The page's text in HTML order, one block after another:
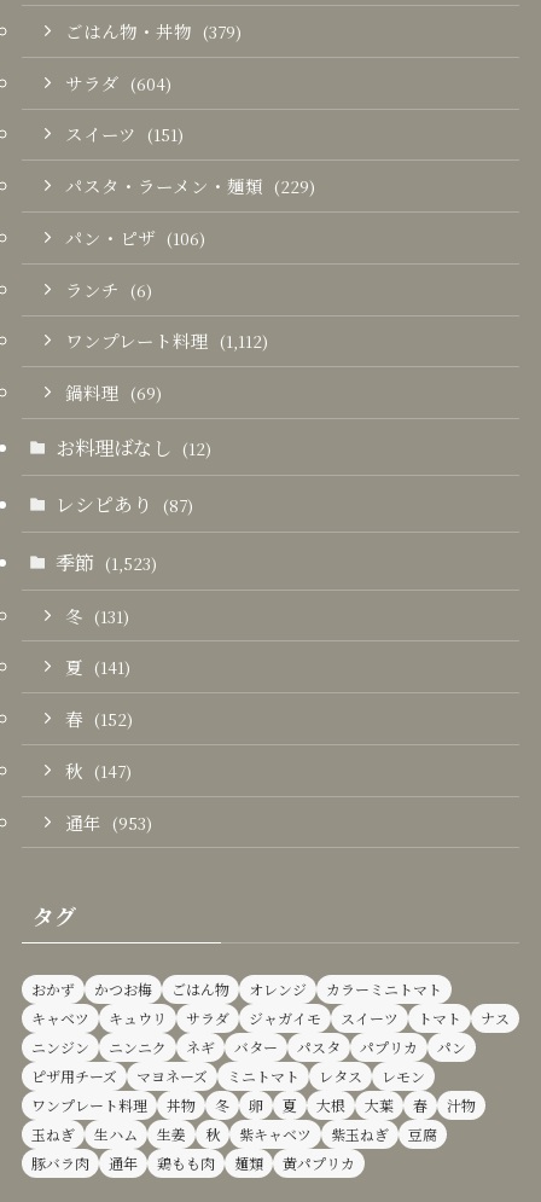
ごはん物・丼物 (379)
サラダ (604)
スイーツ (151)
パスタ・ラーメン・麺類 (229)
パン・ピザ (106)
ランチ (6)
ワンプレート料理 (1,112)
鍋料理 (69)
お料理ばなし (12)
レシピあり (87)
季節 (1,523)
冬 (131)
夏 (141)
春 (152)
秋 (147)
通年 (953)
タグ
おかず かつお梅 ごはん物 オレンジ
カラーミニトマト
キャベツ
キュウリ サラダ ジャガイモ スイーツ トマト
ナス
ニンジン
ニンニク ネギ バター パスタ パプリカ
パン
ピザ用チーズ
マヨネーズ ミニトマト レタス
レモン
ワンプレート料理
丼物 冬 卵 夏 大根 大葉 春
汁物
玉ねぎ
生ハム 生姜 秋 紫キャベツ 紫玉ねぎ
豆腐
豚バラ肉
通年 鶏もも肉 麺類 黄パプリカ